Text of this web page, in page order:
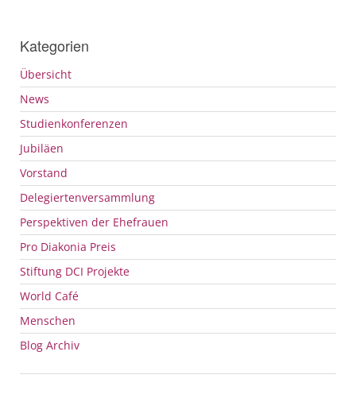
Kategorien
Übersicht
News
Studienkonferenzen
Jubiläen
Vorstand
Delegiertenversammlung
Perspektiven der Ehefrauen
Pro Diakonia Preis
Stiftung DCI Projekte
World Café
Menschen
Blog Archiv